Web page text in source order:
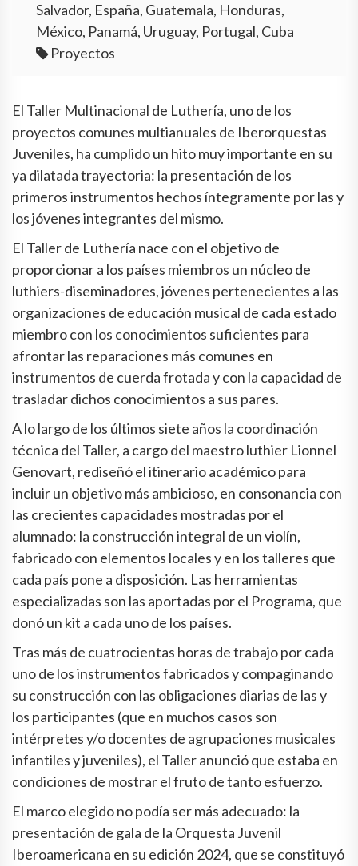
Salvador, España, Guatemala, Honduras,
México, Panamá, Uruguay, Portugal, Cuba
Proyectos
El Taller Multinacional de Luthería, uno de los
proyectos comunes multianuales de Iberorquestas
Juveniles, ha cumplido un hito muy importante en su
ya dilatada trayectoria: la presentación de los
primeros instrumentos hechos íntegramente por las y
los jóvenes integrantes del mismo.
El Taller de Luthería nace con el objetivo de
proporcionar a los países miembros un núcleo de
luthiers-diseminadores, jóvenes pertenecientes a las
organizaciones de educación musical de cada estado
miembro con los conocimientos suficientes para
afrontar las reparaciones más comunes en
instrumentos de cuerda frotada y con la capacidad de
trasladar dichos conocimientos a sus pares.
A lo largo de los últimos siete años la coordinación
técnica del Taller, a cargo del maestro luthier Lionnel
Genovart, rediseñó el itinerario académico para
incluir un objetivo más ambicioso, en consonancia con
las crecientes capacidades mostradas por el
alumnado: la construcción integral de un violín,
fabricado con elementos locales y en los talleres que
cada país pone a disposición. Las herramientas
especializadas son las aportadas por el Programa, que
donó un kit a cada uno de los países.
Tras más de cuatrocientas horas de trabajo por cada
uno de los instrumentos fabricados y compaginando
su construcción con las obligaciones diarias de las y
los participantes (que en muchos casos son
intérpretes y/o docentes de agrupaciones musicales
infantiles y juveniles), el Taller anunció que estaba en
condiciones de mostrar el fruto de tanto esfuerzo.
El marco elegido no podía ser más adecuado: la
presentación de gala de la Orquesta Juvenil
Iberoamericana en su edición 2024, que se constituyó